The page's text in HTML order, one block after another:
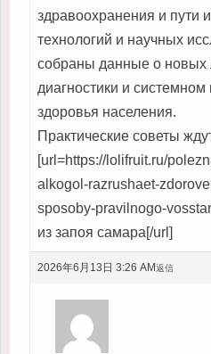
здравоохранения и
технологий и научных
собраны данные о новых
диагностики и
здоровья населения.
Практические советы
[url=https://lolifruit.ru/
alkogol-razrushaet-
sposoby-pravilnogo-
из запоя самара[/url]
2026年6月13日 3:26 AM返信